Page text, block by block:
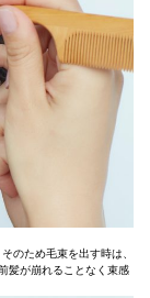
のため毛束を出す時は、
髪が崩れることなく束感